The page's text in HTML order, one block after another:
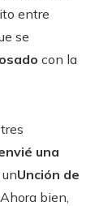
entre
se
con la
una
Unción de
bien,